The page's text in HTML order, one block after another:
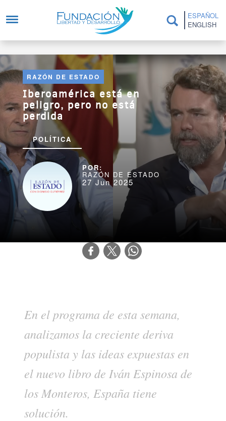
ESPAÑOL
ENGLISH
RAZÓN DE ESTADO
Iberoamérica está en
peligro, pero no está
perdida
POLÍTICA
RAZÓN DE ESTADO
27 Jun 2025
En el programa de esta semana,
analizamos la creciente deriva
populista y las ideas expuestas en
el nuevo libro de Iván Espinosa de
los Monteros, España tiene
solución.